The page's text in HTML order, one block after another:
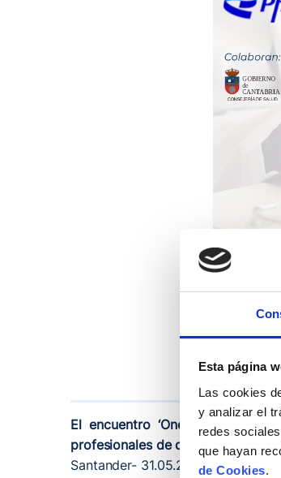
Esta página
Las cookies
y analizar el
redes
que hayan
de Cookies.
El encuentro ‘One Health
profesionales de distintos ámbitos
Santander- 31.05.2026